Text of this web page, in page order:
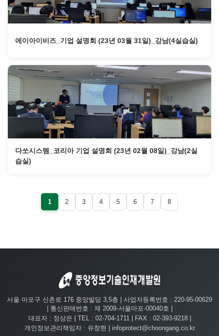
에이아이비즈_기업 설명회 (23년 03월 31일)_강남(4실습실)
다쏘시스템_코리아 기업 설명회 (23년 02월 08일)_강남(2실
습실)
1 2 3 4 5 6 7 8
서울 마포구 신촌로 176 중앙빌딩 3,5층 | 사업자등록번호 : 220-95-00629
| 통신판매번호 : 제 2009-서울마포-00040호 |
대표자 : 정상은 | TEL : 02-704-1711| FAX : 02-393-9218 |
개인정보관리책임자 : 유창현 | infoprotect@choongang.co.kr